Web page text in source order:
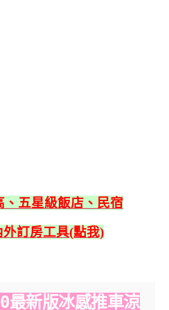
、五星級飯店、民宿
訂房工具(點我)
新版冰感推車涼